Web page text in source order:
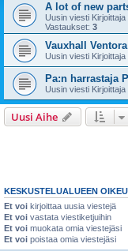
A lot of new
Uusin viesti Kirjoittaja
Vastaukset: 3
Vauxhall
Uusin viesti Kirjoittaja
Pa:n harrastaja
Uusin viesti Kirjoittaja
Uusi Aihe
KESKUSTELUALUEEN
Et voi kirjoittaa uusia viestejä
Et voi vastata viestiketjuihin
Et voi muokata omia viestejäsi
Et voi poistaa omia viestejäsi